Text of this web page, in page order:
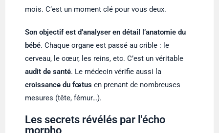
mois. C’est un moment clé pour vous deux.
Son objectif est d’analyser en détail l’anatomie du
bébé. Chaque organe est passé au crible : le
cerveau, le cœur, les reins, etc. C’est un véritable
audit de santé. Le médecin vérifie aussi la
croissance du fœtus en prenant de nombreuses
mesures (tête, fémur…).
Les secrets révélés par l'écho
morpho